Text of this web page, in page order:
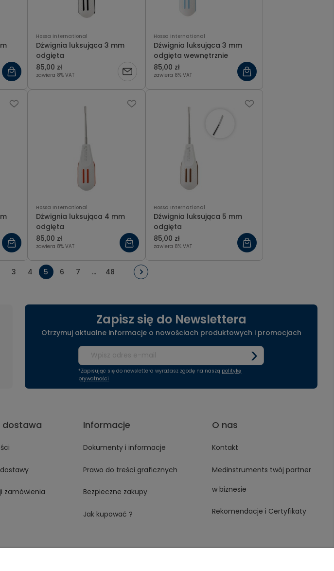
Hossa International
Dźwignia luksująca 3 mm
odgięta
85,00 zł
zawiera 8% VAT
Hossa International
Dźwignia luksująca 3 mm
odgięta wewnętrznie
85,00 zł
zawiera 8% VAT
Hossa International
Dźwignia luksująca 4 mm
odgięta
85,00 zł
zawiera 8% VAT
Hossa International
Dźwignia luksująca 5 mm
odgięta
85,00 zł
zawiera 8% VAT
3 4 5 6 7 ... 48
Zapisz się do Newslettera
Otrzymuj aktualne informacje o nowościach produktowych i promocjach
*Zapisując się do newslettera wyrażasz zgodę na naszą politykę
prywatności
dostawa
zamówienia
Informacje
Dokumenty i informacje
Prawo do treści graficznych
Bezpieczne zakupy
Jak kupować ?
O nas
Kontakt
Medinstruments twój partner
w biznesie
Rekomendacje i Certyfikaty